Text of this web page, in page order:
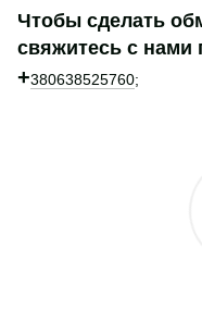
Чтобы сделать
свяжитесь с нами
+380638525760;